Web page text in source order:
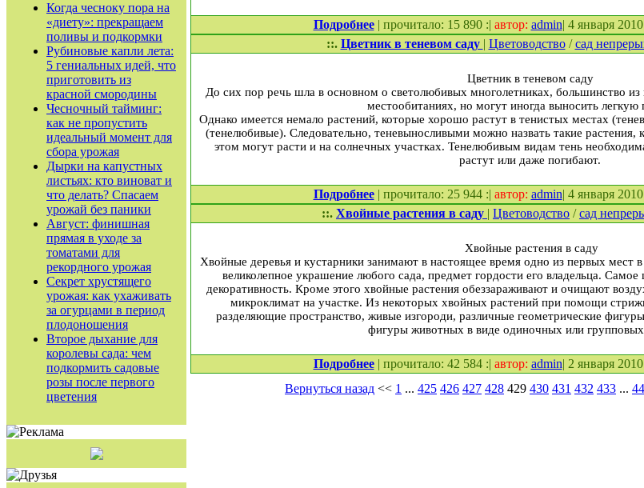
Когда чесноку пора на
«диету»: прекращаем
поливы и подкормки
Рубиновые капли лета:
5 гениальных идей, что
приготовить из
красной смородины
Чесночный тайминг:
как не пропустить
идеальный момент для
сбора урожая
Дырки на капустных
листьях: кто виноват и
что делать? Спасаем
урожай без паники
Август: финишная
прямая в уходе за
томатами для
рекордного урожая
Секрет хрустящего
урожая: как ухаживать
за огурцами в период
плодоношения
Второе дыхание для
королевы сада: чем
подкормить садовые
розы после первого
цветения
Подробнее| прочитало: 15 890 :| автор: admin| 4 января
::. Цветник в теневом саду | Цветоводство/сад
Цветник в теневом саду
До сих пор речь шла в основном о светолюбивых многолетниках, большинство
местообитаниях, но могут иногда выносить легкую
Однако имеется немало растений, которые хорошо растут в тенистых местах
(тенелюбивые). Следовательно, теневыносливыми можно назвать такие
этом могут расти и на солнечных участках. Тенелюбивым видам тень
растут или даже погибают.
Подробнее| прочитало: 25 944 :| автор: admin| 4 января
::. Хвойные растения в саду | Цветоводство /сад
Хвойные растения в саду
Хвойные деревья и кустарники занимают в настоящее время одно из первых мест
великолепное украшение любого сада, предмет гордости его владельца. Самое
декоративность. Кроме этого хвойные растения обеззараживают и очищают
микроклимат на участке. Из некоторых хвойных растений при помощи
разделяющие пространство, живые изгороди, различные геометрические
фигуры животных в виде одиночных или
Подробнее| прочитало: 42 584 :| автор: admin| 2 января
Вернуться назад << 1 ... 425 426 427 428 429 430 431 432 433 ...